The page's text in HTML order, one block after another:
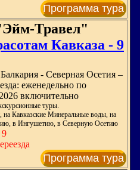
Программа тура
Травел"
Кавказа - 9
- Северная Осетия –
еженедельно по
включительно
туры.
на Кавказские Минеральные воды, на
в Ингушетию, в Северную Осетию
9
Программа тура